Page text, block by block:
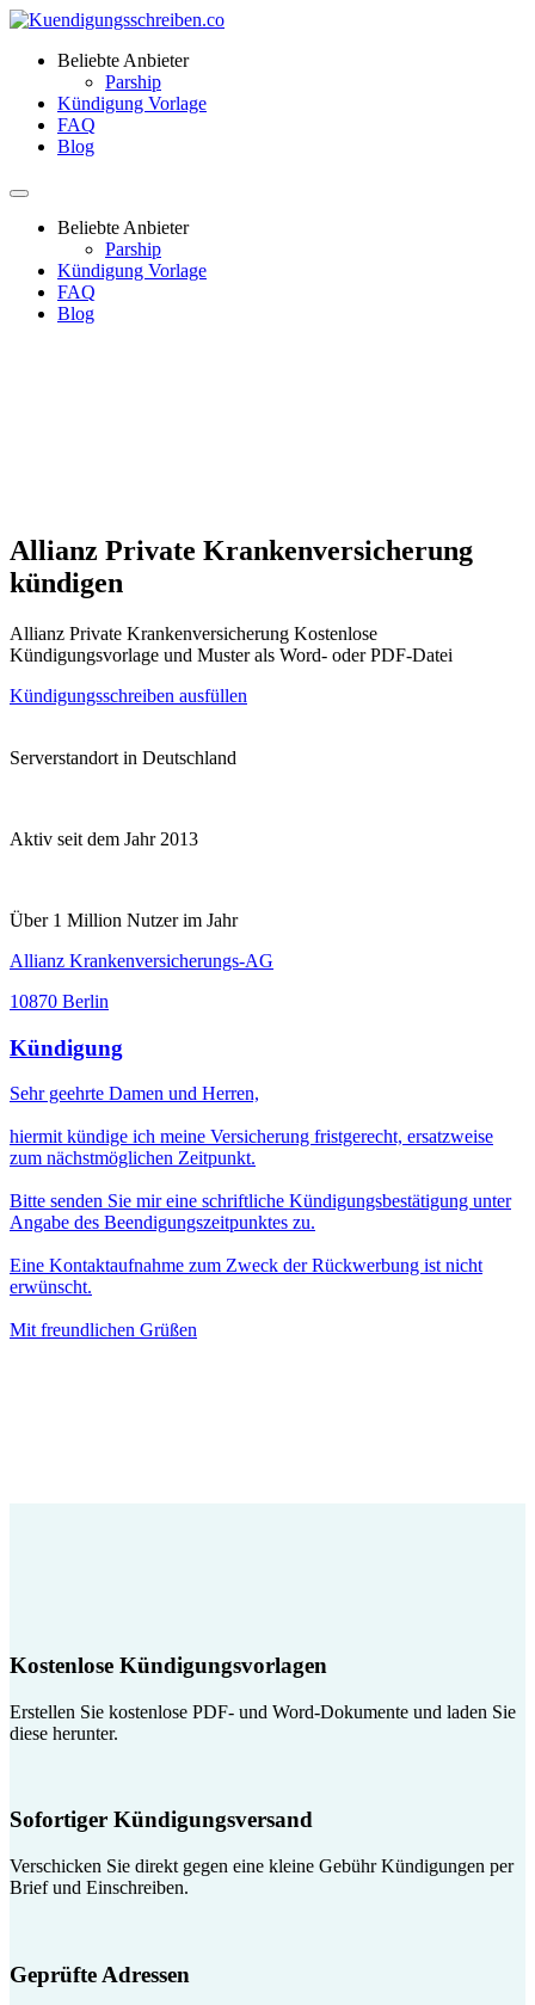
Beliebte Anbieter
Parship
Kündigung Vorlage
FAQ
Blog
Beliebte Anbieter
Parship
Kündigung Vorlage
FAQ
Blog
Allianz Private Krankenversicherung
kündigen
Allianz Private Krankenversicherung Kostenlose
Kündigungsvorlage und Muster als Word- oder PDF-Datei
Kündigungsschreiben ausfüllen
Serverstandort in Deutschland
Aktiv seit dem Jahr 2013
Über 1 Million Nutzer im Jahr
Allianz Krankenversicherungs-AG
10870 Berlin
Kündigung
Sehr geehrte Damen und Herren,
hiermit kündige ich meine Versicherung fristgerecht, ersatzweise
zum nächstmöglichen Zeitpunkt.
Bitte senden Sie mir eine schriftliche Kündigungsbestätigung unter
Angabe des Beendigungszeitpunktes zu.
Eine Kontaktaufnahme zum Zweck der Rückwerbung ist nicht
erwünscht.
Mit freundlichen Grüßen
Kostenlose Kündigungsvorlagen
Erstellen Sie kostenlose PDF- und Word-Dokumente und laden Sie
diese herunter.
Sofortiger Kündigungsversand
Verschicken Sie direkt gegen eine kleine Gebühr Kündigungen per
Brief und Einschreiben.
Geprüfte Adressen